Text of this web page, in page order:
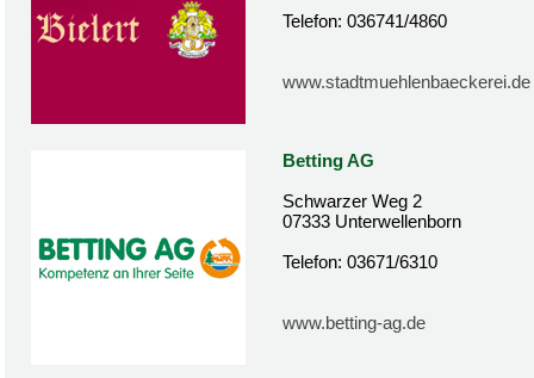
Telefon: 036741/4860
www.stadtmuehlenbaeckerei.de
Betting AG
Schwarzer Weg 2
07333 Unterwellenborn
Telefon: 03671/6310
www.betting-ag.de